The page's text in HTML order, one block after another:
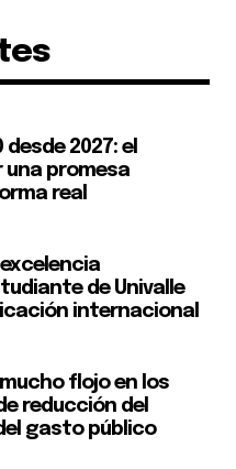
2027: el
promesa
real
de Univalle
internacional
mucho flojo en los
reducción del
gasto público